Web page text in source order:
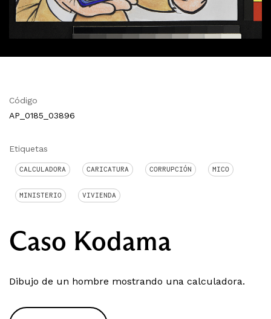
Código
AP_0185_03896
Etiquetas
CALCULADORA CARICATURA CORRUPCIÓN MICO
MINISTERIO VIVIENDA
Caso Kodama
Dibujo de un hombre mostrando una calculadora.